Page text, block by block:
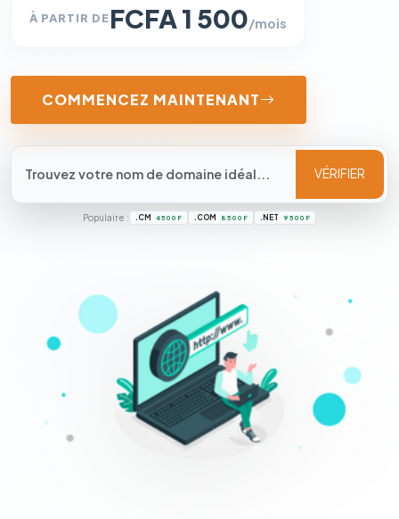
À PARTIR DEFCFA 1 500/mois
COMMENCEZ MAINTENANT
VÉRIFIER
Populaire : .CM 4 500 F .COM 8 500 F .NET 9 500 F